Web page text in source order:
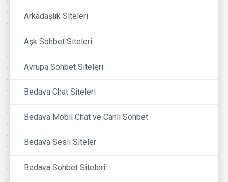
Arkadaşlık Siteleri
Aşk Sohbet Siteleri
Avrupa Sohbet Siteleri
Bedava Chat Siteleri
Bedava Mobil Chat ve Canlı Sohbet
Bedava Sesli Siteler
Bedava Sohbet Siteleri